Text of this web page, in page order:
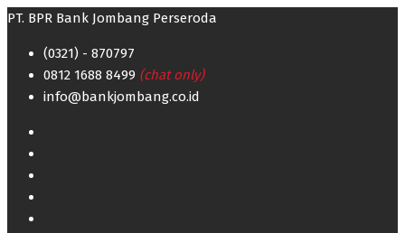
PT. BPR Bank Jombang Perseroda
(0321) - 870797
0812 1688 8499 (chat only)
info@bankjombang.co.id